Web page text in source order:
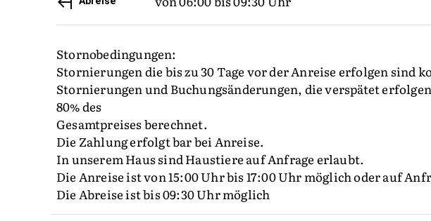
Stornobedingungen:
Stornierungen die bis zu 30 Tage vor der Anreise erfolgen sind
Stornierungen und Buchungsänderungen, die verspätet
80% des
Gesamtpreises berechnet.
Die Zahlung erfolgt bar bei Anreise.
In unserem Haus sind Haustiere auf Anfrage erlaubt.
Die Anreise ist von 15:00 Uhr bis 17:00 Uhr möglich oder auf
Die Abreise ist bis 09:30 Uhr möglich